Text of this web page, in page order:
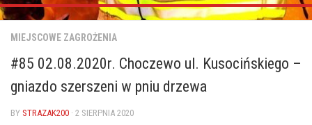
MIEJSCOWE ZAGROŻENIA
#85 02.08.2020r. Choczewo ul. Kusocińskiego –
gniazdo szerszeni w pniu drzewa
BY STRAZAK200 · 2 SIERPNIA 2020